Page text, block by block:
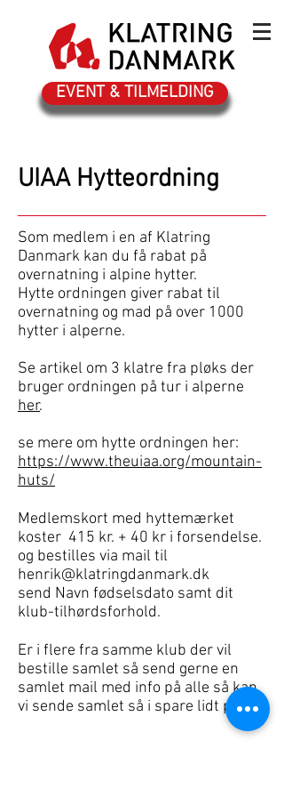
EVENT & TILMELDING
UIAA Hytteordning
Som medlem i en af Klatring
Danmark kan du få rabat på
overnatning i alpine hytter.
Hytte ordningen giver rabat til
overnatning og mad på over 1000
hytter i alperne.
Se artikel om 3 klatre fra pløks der
bruger ordningen på tur i alperne
her.
se mere om hytte ordningen her:
https://www.theuiaa.org/mountain-
huts/
Medlemskort med hyttemærket
koster 415 kr. + 40 kr i forsendelse.
og bestilles via mail til
henrik@klatringdanmark.dk
send Navn fødselsdato samt dit
klub-tilhørdsforhold.
Er i flere fra samme klub der vil
bestille samlet så send gerne en
samlet mail med info på alle så kan
vi sende samlet så i spare lidt porto.